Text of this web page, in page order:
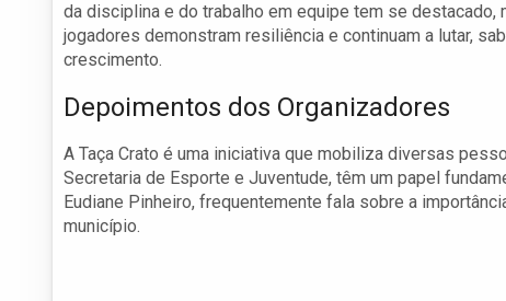
da disciplina e do trabalho em equipe tem se
jogadores demonstram resiliência e continuam a lutar,
crescimento.
Depoimentos dos Organizadores
A Taça Crato é uma iniciativa que mobiliza diversas
Secretaria de Esporte e Juventude, têm um papel
Eudiane Pinheiro, frequentemente fala sobre a
município.